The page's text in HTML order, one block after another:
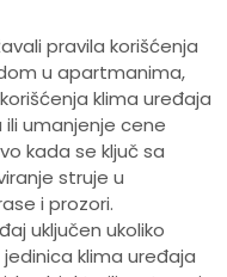
pravila korišćenja
u apartmanima,
klima uređaja
umanjenje cene
kada se ključ sa
struje u
i prozori.
uključen ukoliko
klima uređaja